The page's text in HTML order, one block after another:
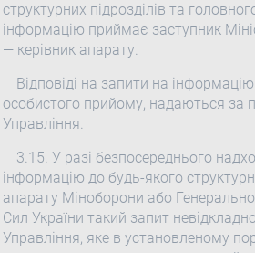
структурних підрозділів та
інформацію приймає заступник
— керівник апарату.
Відповіді на запити на
особистого прийому, надаються за
Управління.
3.15. У разі безпосереднього
інформацію до будь-якого
апарату Міноборони або
Сил України такий запит
Управління, яке в установленому